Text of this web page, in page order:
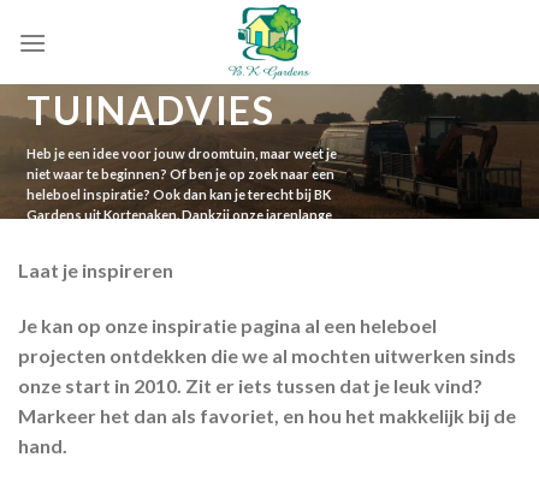
TUINADVIES
Heb je een idee voor jouw droomtuin, maar weet je
niet waar te beginnen? Of ben je op zoek naar een
heleboel inspiratie? Ook dan kan je terecht bij BK
Gardens uit Kortenaken. Dankzij onze jarenlange
Laat je inspireren
Je kan op onze inspiratie pagina al een heleboel
projecten ontdekken die we al mochten uitwerken sinds
onze start in 2010. Zit er iets tussen dat je leuk vind?
Markeer het dan als favoriet, en hou het makkelijk bij de
hand.